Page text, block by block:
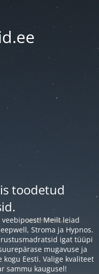
toodetud
Meilt leiad
Stroma ja Hypnos.
igat tüüpi
mugavuse ja
Eesti. Valige kvaliteet
sammu kaugusel!